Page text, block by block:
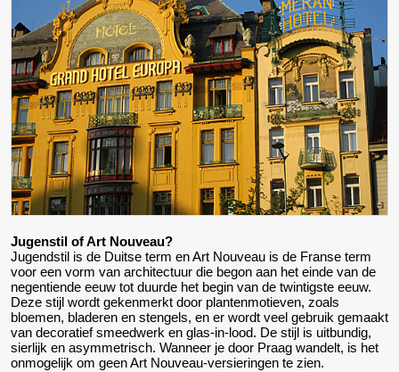
Jugenstil of Art Nouveau?
Jugendstil is de Duitse term en Art Nouveau is de Franse term
voor een vorm van architectuur die begon aan het einde van de
negentiende eeuw tot duurde het begin van de twintigste eeuw.
Deze stijl wordt gekenmerkt door plantenmotieven, zoals
bloemen, bladeren en stengels, en er wordt veel gebruik gemaakt
van decoratief smeedwerk en glas-in-lood. De stijl is uitbundig,
sierlijk en asymmetrisch. Wanneer je door Praag wandelt, is het
onmogelijk om geen Art Nouveau-versieringen te zien.